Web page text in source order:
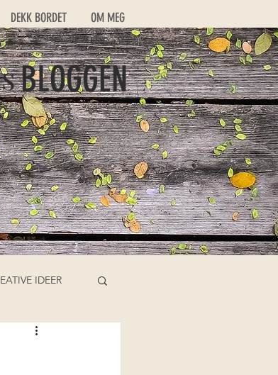
DEKK BORDET OM MEG
BLOGGEN
IDEER